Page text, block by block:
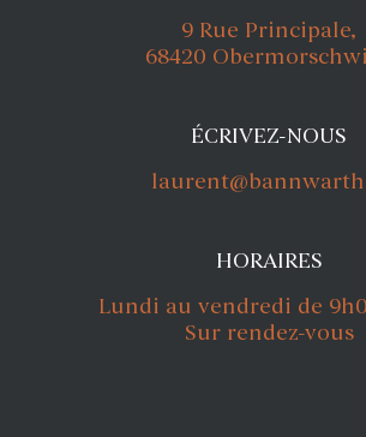
9 Rue Principale,
68420
ÉCRIVEZ-NOUS
HORAIRES
Lundi au vendredi de
Sur rendez-vous